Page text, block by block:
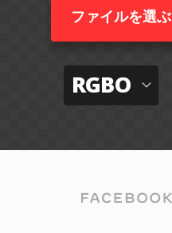
ファイルを選ぶ
RGBO